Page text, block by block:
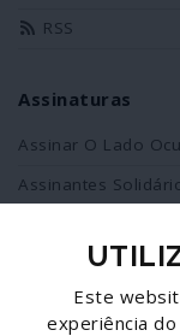
RSS
Assinaturas
Assinar O Lado
Assinantes
Redes Sociais
Siga-nos no
Este
experiência